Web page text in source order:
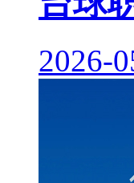
2026-